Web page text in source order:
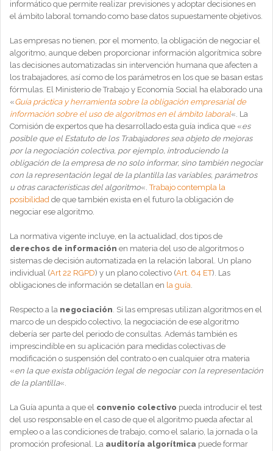
informático que permite realizar previsiones y adoptar decisiones en
el ámbito laboral tomando como base datos supuestamente objetivos.
Las empresas no tienen, por el momento, la obligación de negociar el
algoritmo, aunque deben proporcionar información algorítmica sobre
las decisiones automatizadas sin intervención humana que afecten a
los trabajadores, así como de los parámetros en los que se basan estas
fórmulas. El Ministerio de Trabajo y Economía Social ha elaborado una
«Guía práctica y herramienta sobre la obligación empresarial de
información sobre el uso de algoritmos en el ámbito laboral«. La
Comisión de expertos que ha desarrollado esta guía indica que «es
posible que el Estatuto de los Trabajadores sea objeto de mejoras
por la negociación colectiva, por ejemplo, introduciendo la
obligación de la empresa de no solo informar, sino también negociar
con la representación legal de la plantilla las variables, parámetros
u otras características del algoritmo«.Trabajo contempla la
posibilidad de que también exista en el futuro la obligación de
negociar ese algoritmo.
La normativa vigente incluye, en la actualidad, dos tipos de
derechos de información en materia del uso de algoritmos o
sistemas de decisión automatizada en la relación laboral. Un plano
individual (Art 22 RGPD) y un plano colectivo (Art. 64 ET). Las
obligaciones de información se detallan en la guía.
Respecto a la negociación. Si las empresas utilizan algoritmos en el
marco de un despido colectivo, la negociación de ese algoritmo
debería ser parte del periodo de consultas. Además también es
imprescindible en su aplicación para medidas colectivas de
modificación o suspensión del contrato o en cualquier otra materia
«en la que exista obligación legal de negociar con la representación
de la plantilla«.
La Guía apunta a que el convenio colectivo pueda introducir el test
del uso responsable en el caso de que el algoritmo pueda afectar al
empleo o a las condiciones de trabajo, como el salario, la jornada o la
promoción profesional. La auditoría algorítmica puede formar